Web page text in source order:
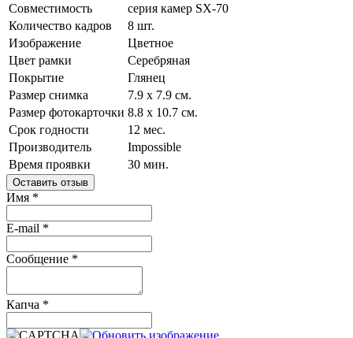
Совместимость
серия камер SX-70
Количество кадров
8 шт.
Изображение
Цветное
Цвет рамки
Серебряная
Покрытие
Глянец
Размер снимка
7.9 x 7.9 см.
Размер фотокарточки 8.8 x 10.7 см.
Срок годности
12 мес.
Производитель
Impossible
Время проявки
30 мин.
Оставить отзыв
Имя *
E-mail *
Сообщение *
Капча *